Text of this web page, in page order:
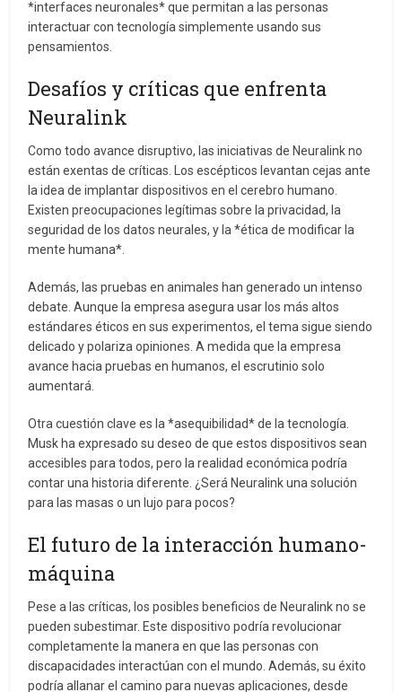
*interfaces neuronales* que permitan a las personas
interactuar con tecnología simplemente usando sus
pensamientos.
Desafíos y críticas que enfrenta
Neuralink
Como todo avance disruptivo, las iniciativas de Neuralink no
están exentas de críticas. Los escépticos levantan cejas ante
la idea de implantar dispositivos en el cerebro humano.
Existen preocupaciones legítimas sobre la privacidad, la
seguridad de los datos neurales, y la *ética de modificar la
mente humana*.
Además, las pruebas en animales han generado un intenso
debate. Aunque la empresa asegura usar los más altos
estándares éticos en sus experimentos, el tema sigue siendo
delicado y polariza opiniones. A medida que la empresa
avance hacia pruebas en humanos, el escrutinio solo
aumentará.
Otra cuestión clave es la *asequibilidad* de la tecnología.
Musk ha expresado su deseo de que estos dispositivos sean
accesibles para todos, pero la realidad económica podría
contar una historia diferente. ¿Será Neuralink una solución
para las masas o un lujo para pocos?
El futuro de la interacción humano-
máquina
Pese a las críticas, los posibles beneficios de Neuralink no se
pueden subestimar. Este dispositivo podría revolucionar
completamente la manera en que las personas con
discapacidades interactúan con el mundo. Además, su éxito
podría allanar el camino para nuevas aplicaciones, desde